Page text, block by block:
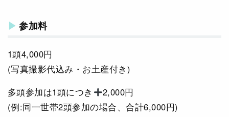
参加料
1頭4,000円
(写真撮影代込み・お土産付き)
多頭参加は1頭につき
2,000円
(例:同一世帯2頭参加の場合、合計6,000円)